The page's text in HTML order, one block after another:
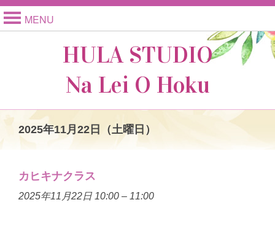
MENU
HULA STUDIO
Na Lei O Hoku
2025年11月22日（土曜日）
カヒキナクラス
2025年11月22日 10:00 – 11:00